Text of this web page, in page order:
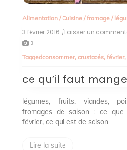
Alimentation/ Cuisine/fromage/
3 février 2016 /Laisser un
3
Taggedconsommer, crustacés, février,
ce qu’il faut
légumes, fruits, viandes,
fromages de saison : ce que
février, ce qui est de saison
Lire la suite